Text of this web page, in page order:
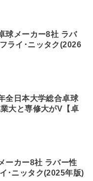
球メーカー8社 ラバ
ライ･ニッタク(2026
全日本大学総合卓球
大と専修大がV【卓
ーカー8社 ラバー性
･ニッタク(2025年版)